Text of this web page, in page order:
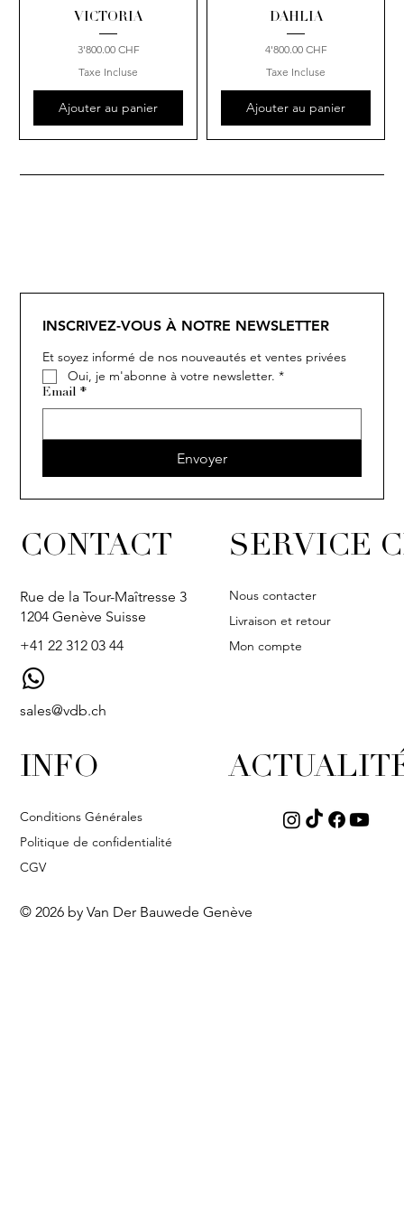
VICTORIA
Prix
3'800.00 CHF
Taxe Incluse
Ajouter au panier
DAHLIA
Prix
4'800.00 CHF
Taxe Incluse
Ajouter au panier
INSCRIVEZ-VOUS À NOTRE NEWSLETTER
Et soyez informé de nos nouveautés et ventes privées
Oui, je m'abonne à votre newsletter. *
Email *
Envoyer
CONTACT
Rue de la Tour-Maîtresse 3
1204 Genève Suisse
+41 22 312 03 44
sales@vdb.ch
SERVICE
Nous contacter
Livraison et retour
Mon compte
INFO
Conditions Générales
Politique de confidentialité
CGV
© 2026 by Van Der Bauwede Genève